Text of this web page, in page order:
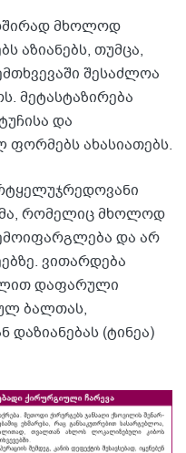
მხოლოდ
აზიანებს, თუმცა,
შესაძლოა
მეტასტაზირება
და
ფორმებს ახასიათებს.
რომელიც მხოლოდ
და არ
ვითარდება
დაფარული
ბალთას,
დაზიანებას (ტინეა)